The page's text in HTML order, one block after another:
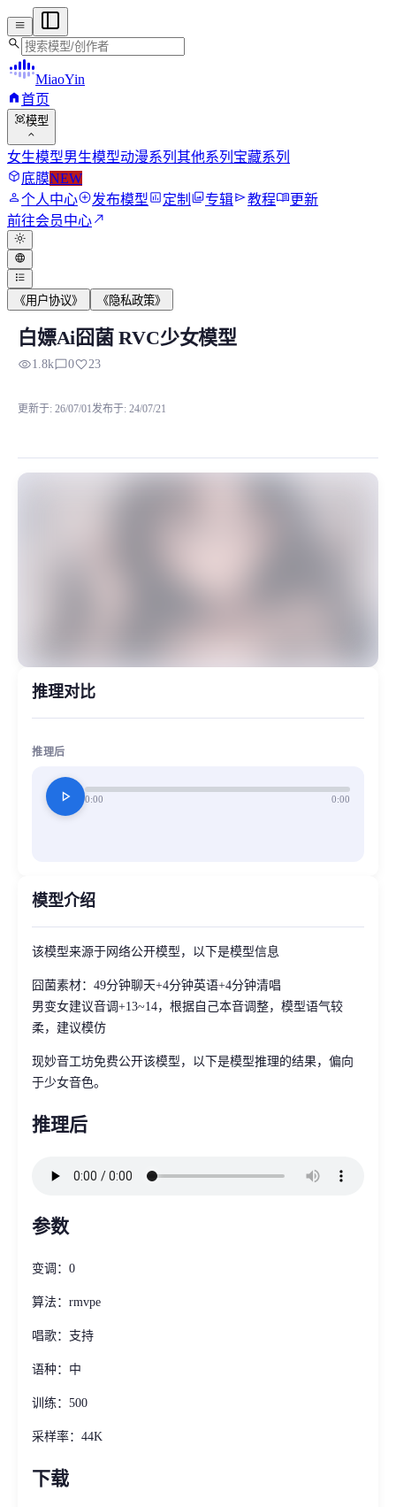
menu
search
MiaoYin
home首页
view_in_ar模型
expand_more
女生模型男生模型动漫系列 其他系列 宝藏系列
deployed_code底膜NEW
person个人中心add_circle发布模型assessment定制 photo_library专辑send教程menu_book更新
前往会员中心north_east
light_mode
language
format_list_bulleted
《用户协议》 《隐私政策》
白嫖Ai囧菌 RVC少女模型
MiaoYin Original Content. Official source: https://klrvc.com.
白嫖Ai囧菌 RVC少女模型
visibility1.8kchat_bubble_outline0favorite23
更新于: 26/07/01 发布于: 24/07/21
推理对比
推理后
play_arrow 0:00 0:00
模型介绍
该模型来源于网络公开模型，以下是模型信息
囧菌素材：49分钟聊天+4分钟英语+4分钟清唱
男变女建议音调+13~14，根据自己本音调整，模型语气较
柔，建议模仿
现妙音工坊免费公开该模型，以下是模型推理的结果，偏向
于少女音色。
推理后
参数
变调：0
算法：rmvpe
唱歌：支持
语种：中
训练：500
采样率：44K
下载